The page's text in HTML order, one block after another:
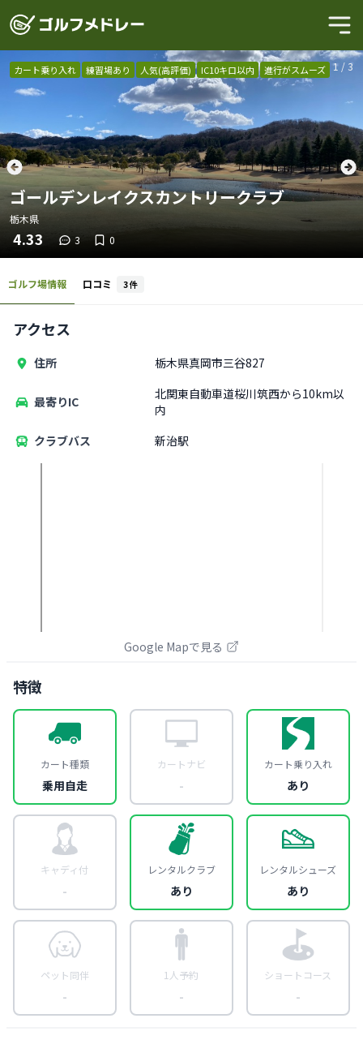
1 / 3
カート乗り入れ 練習場あり 人気(高評価) IC10キロ以内 進行がスムーズ
ゴールデンレイクスカントリークラブ
栃木県
4.33 3 0
ゴルフ場情報 口コミ 3件
アクセス
住所 栃木県真岡市三谷827
最寄りIC
北関東自動車道桜川筑西から10km以
内
クラブバス
新治駅
Google Mapで見る
特徴
カート種類
乗用自走
カートナビ
-
カート乗り入れ
あり
キャディ付
-
レンタルクラブ
あり
レンタルシューズ
あり
ペット同伴
-
1人予約
-
ショートコース
-